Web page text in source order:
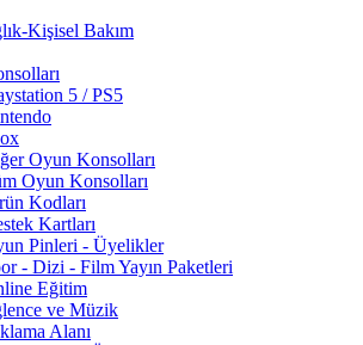
Kişisel Bakım
5 / PS5
Oyun Konsolları
Oyun Konsolları
Kodları
Kartları
Pinleri - Üyelikler
- Dizi - Film Yayın Paketleri
Eğitim
ve Müzik
Alanı